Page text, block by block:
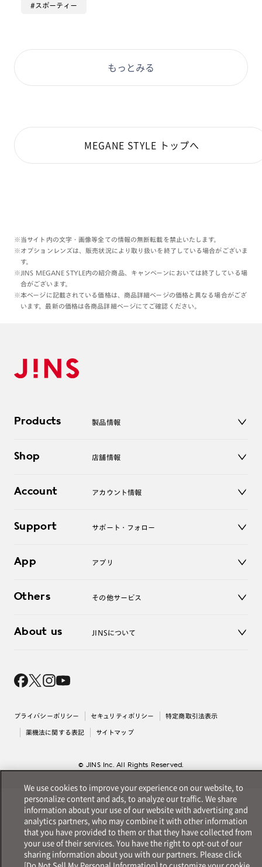
スポーティー
もっとみる
MEGANE STYLE トップへ
※当サイト内の文字・画像等全ての情報の無断転載を禁止いたします。
※オプションレンズは、販売状況により取り扱いを終了している場合がございま
す。
※JINS MEGANE STYLE内の紹介商品、キャンペーンにおいては終了している場
合がございます。
※本ページに記載されている価格は、商品詳細ページの価格と異なる場合がござ
います。最新の価格は各商品詳細ページにてご確認ください。
Products 製品情報
サングラス
コンタクトレンズ
アクセサリー
Shop 店舗情報
オンラインショップ
Account アカウント情報
ログアウト
Support サポート・フォロー
よくあるご質問
お問い合わせ
App アプリ
Others その他サービス
レンズ交換
About us JINSについて
採用情報
出店について
プライバシーポリシー セキュリティポリシー 特定商取引法表示
薬機法に関する表記 サイトマップ
© JINS Inc. All Rights Reserved.
We use cookies to improve your experience on our website, to
personalize content and ads, to analyze our traffic. We share
information about your use of our website with advertising and
analytics partners, who may combine it with other information
that you have provided to them or that they have collected from
your use of their services. You have the right to opt-out of our
sharing information about you with our partners. Please click